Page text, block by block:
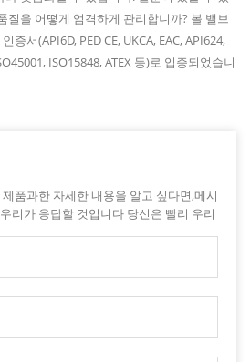
질을 어떻게 엄격하게 관리합니까? 볼 밸브
증서(API6D, PED CE, UKCA, EAC, API624,
ISO15848, ATEX 등)로 입증되었습니
품과한 자세한 내용을 알고 싶다면,메시
리가 응답할 것입니다 당신은 빨리 우리